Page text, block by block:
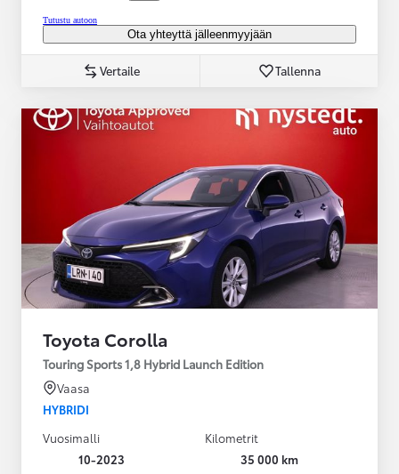
Tutustu autoon
Ota yhteyttä jälleenmyyjään
Vertaile Tallenna
Toyota Corolla
Touring Sports 1,8 Hybrid Launch Edition
Vaasa
HYBRIDI
Vuosimalli
10-2023
Kilometrit
35 000 km